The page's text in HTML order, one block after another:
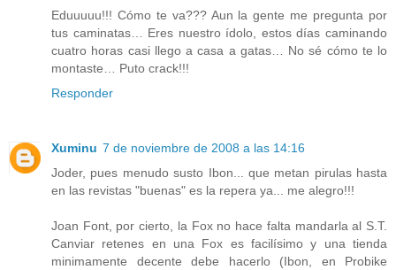
Eduuuuu!!! Cómo te va??? Aun la gente me pregunta por
tus caminatas… Eres nuestro ídolo, estos días caminando
cuatro horas casi llego a casa a gatas… No sé cómo te lo
montaste… Puto crack!!!
Responder
Xuminu 7 de noviembre de 2008 a las 14:16
Joder, pues menudo susto Ibon... que metan pirulas hasta
en las revistas "buenas" es la repera ya... me alegro!!!
Joan Font, por cierto, la Fox no hace falta mandarla al S.T.
Canviar retenes en una Fox es facilísimo y una tienda
minimamente decente debe hacerlo (Ibon, en Probike